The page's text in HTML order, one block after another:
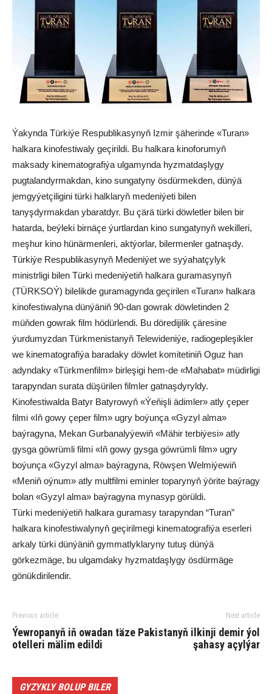
Ýakynda Türkiýe Respublikasynyň Izmir şäherinde «Turan»
halkara kinofestiwaly geçirildi. Bu halkara kinoforumyň
maksady kinematografiýa ulgamynda hyzmatdaşlygy
pugtalandyrmakdan, kino sungatyny ösdürmekden, dünýä
jemgyýetçiligini türki halklaryň medeniýeti bilen
tanyşdyrmakdan ybaratdyr. Bu çärä türki döwletler bilen bir
hatarda, beýleki birnäçe ýurtlardan kino sungatynyň wekilleri,
meşhur kino hünärmenleri, aktýorlar, bilermenler gatnaşdy.
Türkiýe Respublikasynyň Medeniýet we syýahatçylyk
ministrligi bilen Türki medeniýetiň halkara guramasynyň
(TÜRKSOÝ) bilelikde guramagynda geçirilen «Turan» halkara
kinofestiwalyna dünýäniň 90-dan gowrak döwletinden 2
müňden gowrak film hödürlendi. Bu döredijilik çäresine
ýurdumyzdan Türkmenistanyň Telewideniýe, radiogepleşikler
we kinematografiýa baradaky döwlet komitetiniň Oguz han
adyndaky «Türkmenfilm» birleşigi hem-de «Mahabat» müdirligi
tarapyndan surata düşürilen filmler gatnaşdyryldy.
Kinofestiwalda Batyr Batyrowyň «Ýeňişli ädimler» atly çeper
filmi «Iň gowy çeper film» ugry boýunça «Gyzyl alma»
baýragyna, Mekan Gurbanalyýewiň «Mähir terbiýesi» atly
gysga göwrümli filmi «Iň gowy gysga göwrümli film» ugry
boýunça «Gyzyl alma» baýragyna, Röwşen Welmiýewiň
«Meniň oýnum» atly multfilmi eminler toparynyň ýörite baýragy
bolan «Gyzyl alma» baýragyna mynasyp görüldi.
Türki medeniýetiň halkara guramasy tarapyndan “Turan”
halkara kinofestiwalynyň geçirilmegi kinematografiýa eserleri
arkaly türki dünýäniň gymmatlyklaryny tutuş dünýä
görkezmäge, bu ulgamdaky hyzmatdaşlygy ösdürmäge
gönükdirilendir.
Previous article
Ýewropanyň iň owadan täze
otelleri mälim edildi
Next article
Pakistanyň ilkinji demir ýol
şahasy açylýar
GYZYKLY BOLUP BILER